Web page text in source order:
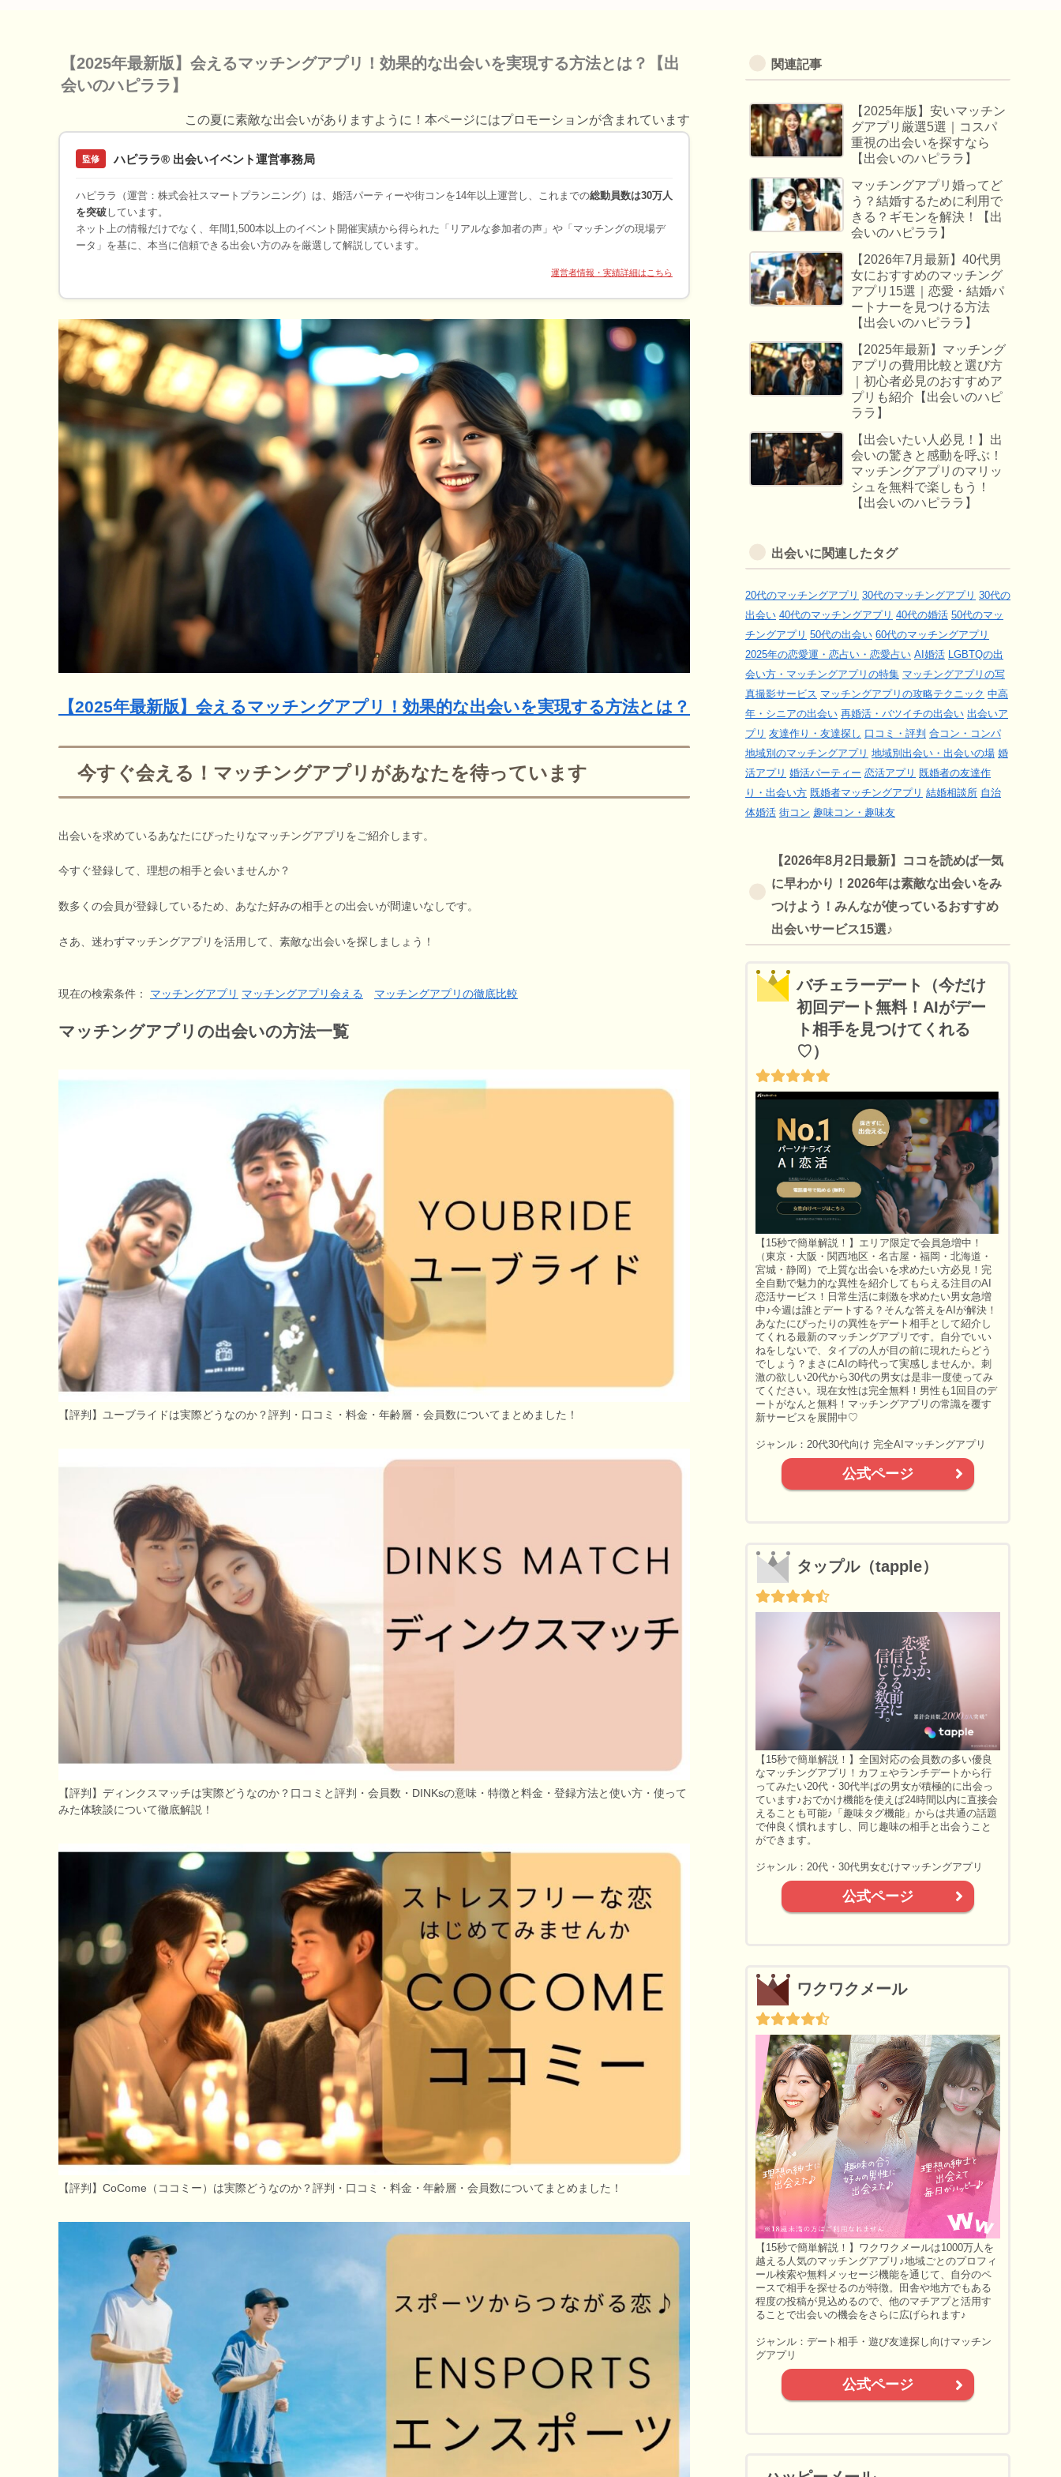
【2025年最新版】会えるマッチングアプリ！効果的な出会いを実現する方法とは？【出
会いのハピララ】
この夏に素敵な出会いがありますように！本ページにはプロモーションが含まれています
監修 ハピララ® 出会いイベント運営事務局
ハピララ（運営：株式会社スマートプランニング）は、婚活パーティーや街コンを14年以上運営し、これまでの総動員数は30万人
を突破 しています。
ネット上の情報だけでなく、年間1,500本以上のイベント開催実績から得られた「リアルな参加者の声」や「マッチングの現場デ
ータ」を基に、本当に信頼できる出会い方のみを厳選して解説しています。
運営者情報・実績詳細はこちら
【2025年最新版】会えるマッチングアプリ！効果的な出会いを実現する方法とは？
今すぐ会える！マッチングアプリがあなたを待っています
出会いを求めているあなたにぴったりなマッチングアプリをご紹介します。
今すぐ登録して、理想の相手と会いませんか？
数多くの会員が登録しているため、あなた好みの相手との出会いが間違いなしです。
さあ、迷わずマッチングアプリを活用して、素敵な出会いを探しましょう！
現在の検索条件： マッチングアプリ マッチングアプリ会える マッチングアプリの徹底比較
マッチングアプリの出会いの方法一覧
【評判】ユーブライドは実際どうなのか？評判・口コミ・料金・年齢層・会員数についてまとめました！
【評判】ディンクスマッチは実際どうなのか？口コミと評判・会員数・DINKsの意味・特徴と料金・登録方法と使い方・使って
みた体験談について徹底解説！
【評判】CoCome（ココミー）は実際どうなのか？評判・口コミ・料金・年齢層・会員数についてまとめました！
関連記事
【2025年版】安いマッチン
グアプリ厳選5選｜コスパ
重視の出会いを探すなら
【出会いのハピララ】
マッチングアプリ婚ってど
う？結婚するために利用で
きる？ギモンを解決！【出
会いのハピララ】
【2026年7月最新】40代男
女におすすめのマッチング
アプリ15選｜恋愛・結婚パ
ートナーを見つける方法
【出会いのハピララ】
【2025年最新】マッチング
アプリの費用比較と選び方
｜初心者必見のおすすめア
プリも紹介【出会いのハピ
ララ】
【出会いたい人必見！】出
会いの驚きと感動を呼ぶ！
マッチングアプリのマリッ
シュを無料で楽しもう！
【出会いのハピララ】
出会いに関連したタグ
20代のマッチングアプリ 30代のマッチングアプリ 30代の
出会い 40代のマッチングアプリ 40代の婚活 50代のマッ
チングアプリ 50代の出会い 60代のマッチングアプリ
2025年の恋愛運・恋占い・恋愛占い AI婚活 LGBTQの出
会い方・マッチングアプリの特集 マッチングアプリの写
真撮影サービス マッチングアプリの攻略テクニック 中高
年・シニアの出会い 再婚活・バツイチの出会い 出会いア
プリ 友達作り・友達探し 口コミ・評判 合コン・コンパ
地域別のマッチングアプリ 地域別出会い・出会いの場 婚
活アプリ 婚活パーティー 恋活アプリ 既婚者の友達作
り・出会い方 既婚者マッチングアプリ 結婚相談所 自治
体婚活 街コン 趣味コン・趣味友
【2026年8月2日最新】ココを読めば一気
に早わかり！2026年は素敵な出会いをみ
つけよう！みんなが使っているおすすめ
出会いサービス15選♪
バチェラーデート（今だけ
初回デート無料！AIがデー
ト相手を見つけてくれる
♡）
【15秒で簡単解説！】エリア限定で会員急増中！
（東京・大阪・関西地区・名古屋・福岡・北海道・
宮城・静岡）で上質な出会いを求めたい方必見！完
全自動で魅力的な異性を紹介してもらえる注目のAI
恋活サービス！日常生活に刺激を求めたい男女急増
中♪今週は誰とデートする？そんな答えをAIが解決！
あなたにぴったりの異性をデート相手として紹介し
てくれる最新のマッチングアプリです。自分でいい
ねをしないで、タイプの人が目の前に現れたらどう
でしょう？まさにAIの時代って実感しませんか。刺
激の欲しい20代から30代の男女は是非一度使ってみ
てください。現在女性は完全無料！男性も1回目のデ
ートがなんと無料！マッチングアプリの常識を覆す
新サービスを展開中♡
ジャンル：20代30代向け 完全AIマッチングアプリ
公式ページ
タップル（tapple）
【15秒で簡単解説！】全国対応の会員数の多い優良
なマッチングアプリ！カフェやランチデートから行
ってみたい20代・30代半ばの男女が積極的に出会っ
ています♪おでかけ機能を使えば24時間以内に直接会
えることも可能♪「趣味タグ機能」からは共通の話題
で仲良く慣れますし、同じ趣味の相手と出会うこと
ができます。
ジャンル：20代・30代男女むけマッチングアプリ
公式ページ
ワクワクメール
【15秒で簡単解説！】ワクワクメールは1000万人を
越える人気のマッチングアプリ♪地域ごとのプロフィ
ール検索や無料メッセージ機能を通じて、自分のペ
ースで相手を探せるのが特徴。田舎や地方でもある
程度の投稿が見込めるので、他のマチアプと活用す
ることで出会いの機会をさらに広げられます♪
ジャンル：デート相手・遊び友達探し向けマッチン
グアプリ
公式ページ